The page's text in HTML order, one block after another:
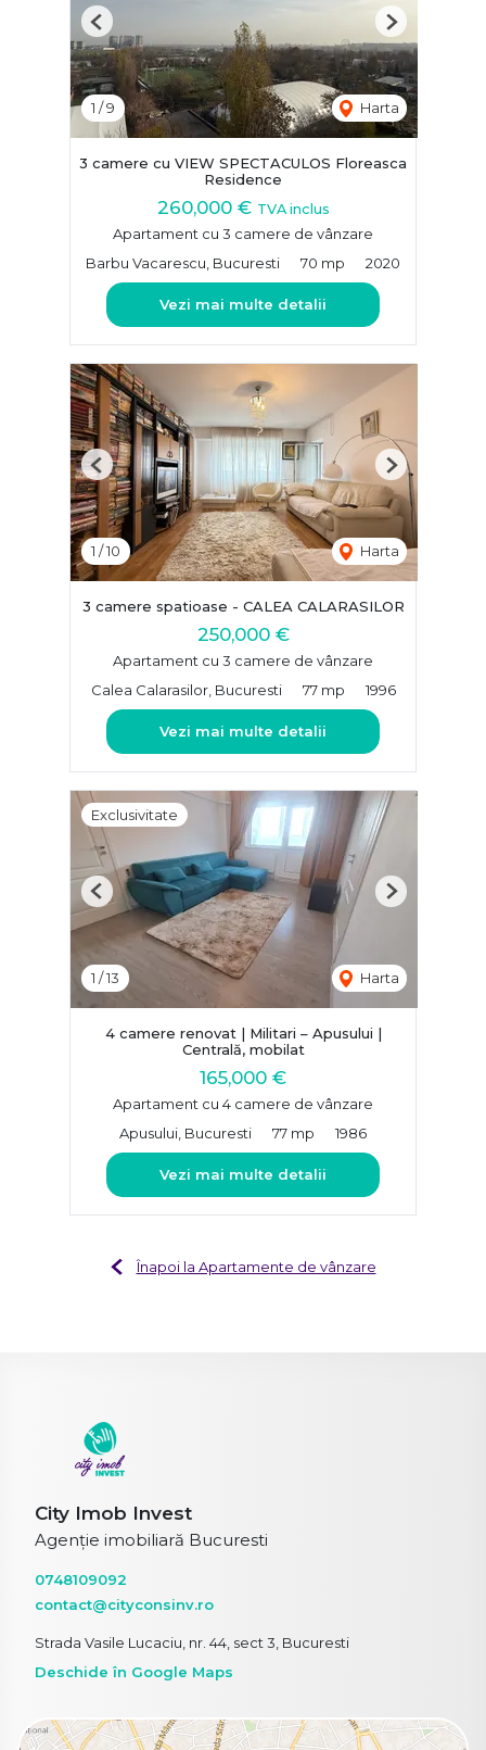
1 /9 Harta
Previous Next
3 camere cu VIEW SPECTACULOS Floreasca
Residence
260,000 € TVA inclus
Apartament cu 3 camere de vânzare
Barbu Vacarescu, Bucuresti
70 mp 2020
Vezi mai multe detalii
1 /10 Harta
Previous Next
3 camere spatioase - CALEA CALARASILOR
250,000 €
Apartament cu 3 camere de vânzare
Calea Calarasilor, Bucuresti
77 mp 1996
Vezi mai multe detalii
Exclusivitate
1 /13 Harta
Previous Next
4 camere renovat | Militari – Apusului |
Centrală, mobilat
165,000 €
Apartament cu 4 camere de vânzare
Apusului, Bucuresti
77 mp 1986
Vezi mai multe detalii
Înapoi la Apartamente de vânzare
City Imob Invest
Agenție imobiliară Bucuresti
0748109092
contact@cityconsinv.ro
Strada Vasile Lucaciu, nr. 44, sect 3, Bucuresti
Deschide în Google Maps